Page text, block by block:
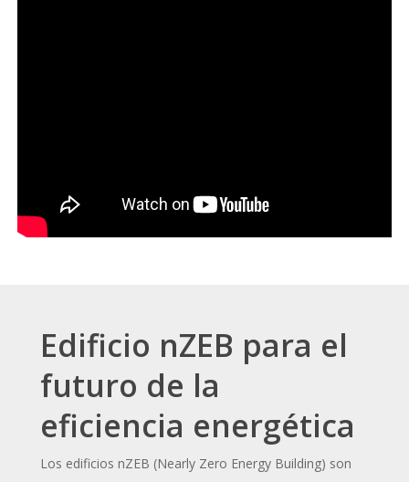
Edificio nZEB para el
futuro de la
eficiencia energética
Los edificios nZEB (Nearly Zero Energy Building) son